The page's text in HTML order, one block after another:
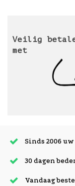
Veilig
met
Sinds 2006
30 dagen
Vandaag